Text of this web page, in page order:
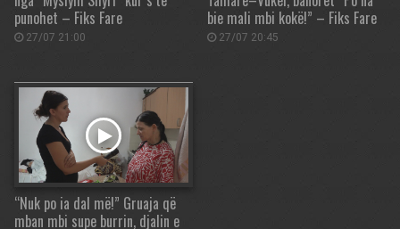
punohet – Fiks Fare
27/07 21:00
bie mali mbi kokë!” – Fiks Fare
27/07 20:45
“Nuk po ia dal më!” Gruaja që
mban mbi supe burrin, djalin e